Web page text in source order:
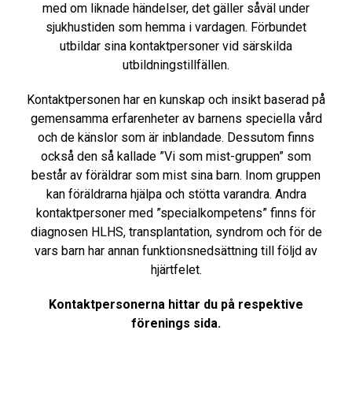
med om liknade händelser, det gäller såväl under
sjukhustiden som hemma i vardagen. Förbundet
utbildar sina kontaktpersoner vid särskilda
utbildningstillfällen.
Kontaktpersonen har en kunskap och insikt baserad på
gemensamma erfarenheter av barnens speciella vård
och de känslor som är inblandade. Dessutom finns
också den så kallade ”Vi som mist-gruppen” som
består av föräldrar som mist sina barn. Inom gruppen
kan föräldrarna hjälpa och stötta varandra. Andra
kontaktpersoner med ”specialkompetens” finns för
diagnosen HLHS, transplantation, syndrom och för de
vars barn har annan funktionsnedsättning till följd av
hjärtfelet.
Kontaktpersonerna hittar du på respektive
förenings sida.